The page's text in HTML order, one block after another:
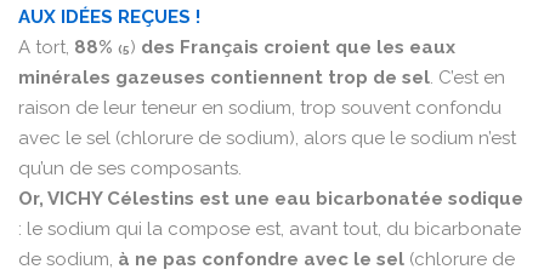
AUX IDÉES REÇUES !
A tort, 88% (5) des Français croient que les eaux
minérales gazeuses contiennent trop de sel. C’est en
raison de leur teneur en sodium, trop souvent confondu
avec le sel (chlorure de sodium), alors que le sodium n’est
qu’un de ses composants.
Or, VICHY Célestins est une eau bicarbonatée sodique
: le sodium qui la compose est, avant tout, du bicarbonate
de sodium, à ne pas confondre avec le sel (chlorure de